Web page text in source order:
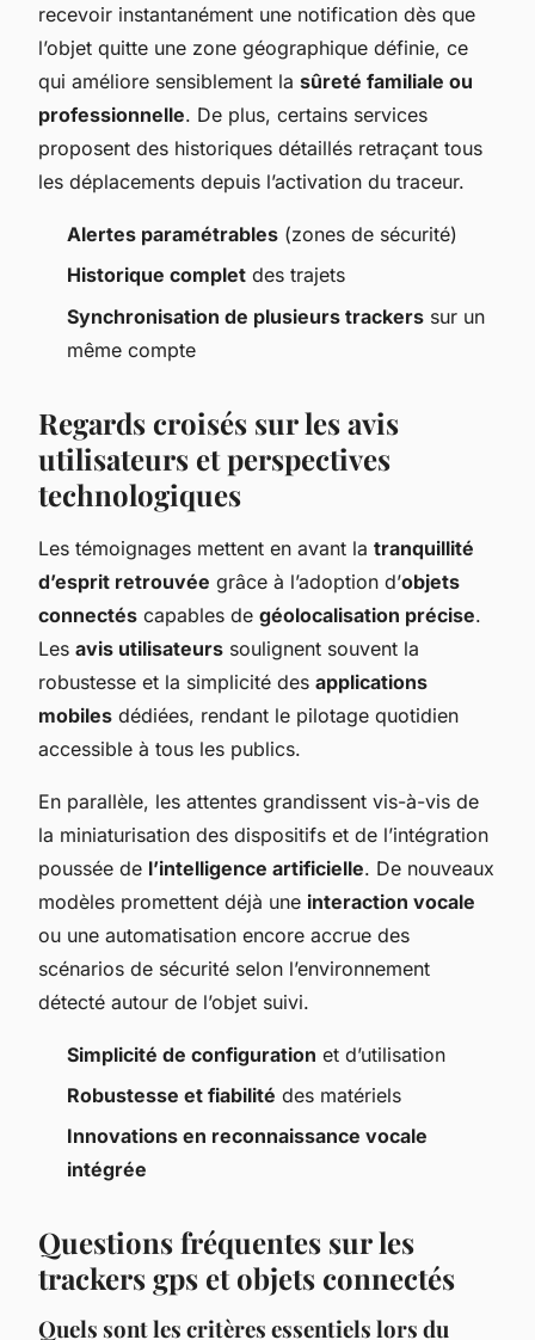
recevoir instantanément une notification dès que
l’objet quitte une zone géographique définie, ce
qui améliore sensiblement la sûreté familiale ou
professionnelle. De plus, certains services
proposent des historiques détaillés retraçant tous
les déplacements depuis l’activation du traceur.
Alertes paramétrables (zones de sécurité)
Historique complet des trajets
Synchronisation de plusieurs trackers sur un
même compte
Regards croisés sur les avis
utilisateurs et perspectives
technologiques
Les témoignages mettent en avant la tranquillité
d’esprit retrouvée grâce à l’adoption d’objets
connectés capables de géolocalisation précise.
Les avis utilisateurs soulignent souvent la
robustesse et la simplicité des applications
mobiles dédiées, rendant le pilotage quotidien
accessible à tous les publics.
En parallèle, les attentes grandissent vis-à-vis de
la miniaturisation des dispositifs et de l’intégration
poussée de l’intelligence artificielle. De nouveaux
modèles promettent déjà une interaction vocale
ou une automatisation encore accrue des
scénarios de sécurité selon l’environnement
détecté autour de l’objet suivi.
Simplicité de configuration et d’utilisation
Robustesse et fiabilité des matériels
Innovations en reconnaissance vocale
intégrée
Questions fréquentes sur les
trackers gps et objets connectés
Quels sont les critères essentiels lors du